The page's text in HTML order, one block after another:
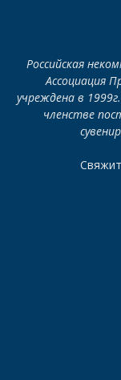
Российская
Ассоциация
учреждена в
членстве